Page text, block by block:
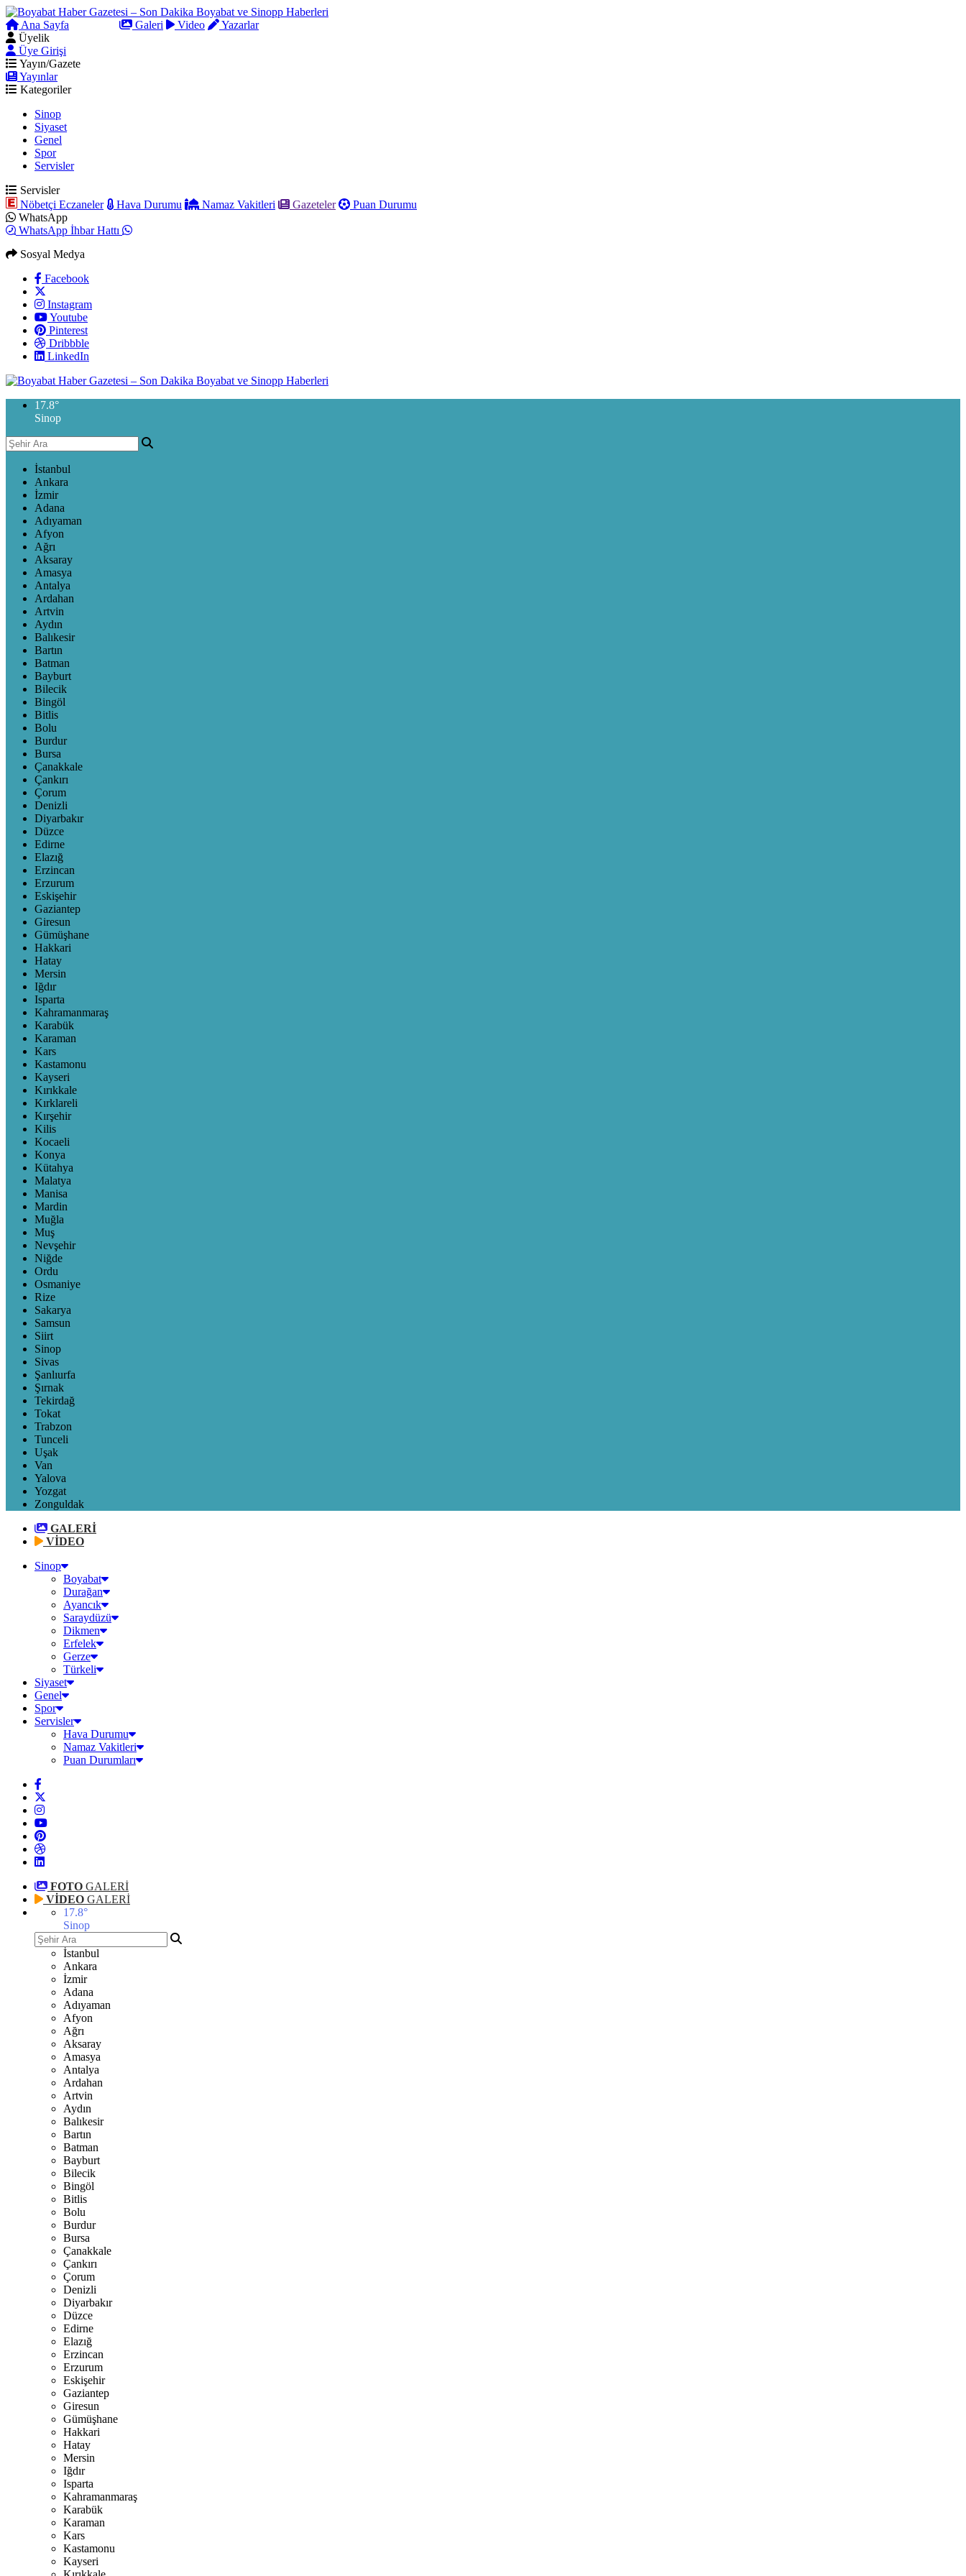
Ana Sayfa Galeri Video
Yazarlar
Üyelik
Üye Girişi
Yayın/Gazete
Yayınlar
Kategoriler
Sinop
Siyaset
Genel
Spor
Servisler
Servisler
Nöbetçi Eczaneler
Hava Durumu Namaz Vakitleri Gazeteler
Puan Durumu
WhatsApp
WhatsApp İhbar Hattı
Sosyal Medya
Facebook
Instagram
Youtube
Pinterest
Dribbble
LinkedIn
17.8°
Sinop
İstanbul
Ankara
İzmir
Adana
Adıyaman
Afyon
Ağrı
Aksaray
Amasya
Antalya
Ardahan
Artvin
Aydın
Balıkesir
Bartın
Batman
Bayburt
Bilecik
Bingöl
Bitlis
Bolu
Burdur
Bursa
Çanakkale
Çankırı
Çorum
Denizli
Diyarbakır
Düzce
Edirne
Elazığ
Erzincan
Erzurum
Eskişehir
Gaziantep
Giresun
Gümüşhane
Hakkari
Hatay
Mersin
Iğdır
Isparta
Kahramanmaraş
Karabük
Karaman
Kars
Kastamonu
Kayseri
Kırıkkale
Kırklareli
Kırşehir
Kilis
Kocaeli
Konya
Kütahya
Malatya
Manisa
Mardin
Muğla
Muş
Nevşehir
Niğde
Ordu
Osmaniye
Rize
Sakarya
Samsun
Siirt
Sinop
Sivas
Şanlıurfa
Şırnak
Tekirdağ
Tokat
Trabzon
Tunceli
Uşak
Van
Yalova
Yozgat
Zonguldak
GALERİ
VİDEO
Sinop
Boyabat
Durağan
Ayancık
Saraydüzü
Dikmen
Erfelek
Gerze
Türkeli
Siyaset
Genel
Spor
Servisler
Hava Durumu
Namaz Vakitleri
Puan Durumları
FOTO GALERİ
VİDEO GALERİ
17.8°
Sinop
İstanbul
Ankara
İzmir
Adana
Adıyaman
Afyon
Ağrı
Aksaray
Amasya
Antalya
Ardahan
Artvin
Aydın
Balıkesir
Bartın
Batman
Bayburt
Bilecik
Bingöl
Bitlis
Bolu
Burdur
Bursa
Çanakkale
Çankırı
Çorum
Denizli
Diyarbakır
Düzce
Edirne
Elazığ
Erzincan
Erzurum
Eskişehir
Gaziantep
Giresun
Gümüşhane
Hakkari
Hatay
Mersin
Iğdır
Isparta
Kahramanmaraş
Karabük
Karaman
Kars
Kastamonu
Kayseri